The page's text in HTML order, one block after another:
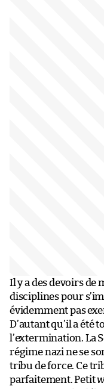
Il y a des devoirs de
disciplines pour
évidemment pas
D’autant qu’il a été
l’extermination. La
régime nazi ne se
tribu de force. Ce
parfaitement. Petit